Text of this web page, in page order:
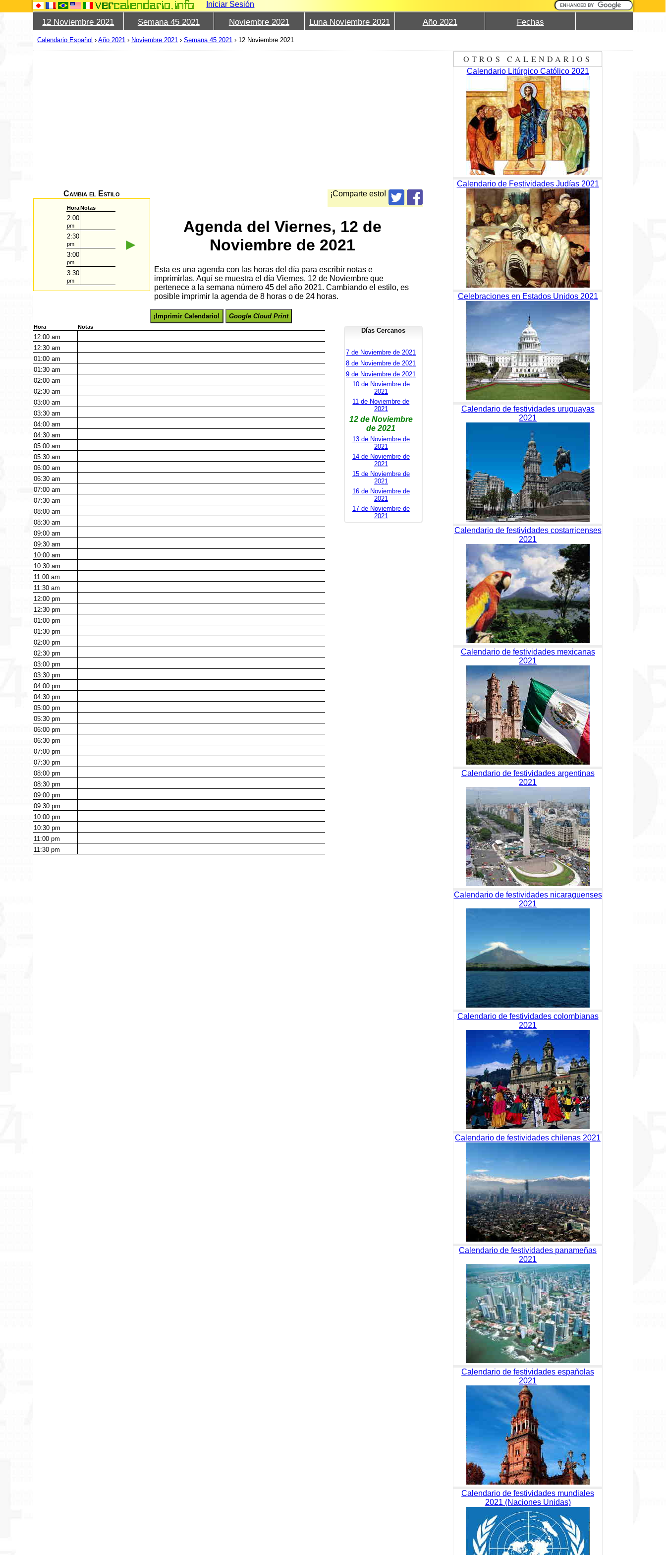
Iniciar Sesión
12 Noviembre 2021 Semana 45 2021 Noviembre 2021 Luna Noviembre 2021 Año 2021 Fechas
Calendario Español ›Año 2021 › Noviembre 2021 ›Semana 45 2021 › 12 Noviembre 2021
¡Comparte esto!
Cambia el Estilo
HoraNotas
2:00
pm
2:30
pm
3:00
pm
3:30
pm
►
Agenda del Viernes, 12 de
Noviembre de 2021
Esta es una agenda con las horas del día para escribir notas e
imprimirlas. Aquí se muestra el día Viernes, 12 de Noviembre que
pertenece a la semana número 45 del año 2021. Cambiando el estilo, es
posible imprimir la agenda de 8 horas o de 24 horas.
¡Imprimir Calendario! Google Cloud Print
Hora Notas
12:00am
12:30am
01:00am
01:30am
02:00am
02:30am
03:00am
03:30am
04:00am
04:30am
05:00am
05:30am
06:00am
06:30am
07:00am
07:30am
08:00am
08:30am
09:00am
09:30am
10:00am
10:30am
11:00am
11:30am
12:00pm
12:30pm
01:00pm
01:30pm
02:00pm
02:30pm
03:00pm
03:30pm
04:00pm
04:30pm
05:00pm
05:30pm
06:00pm
06:30pm
07:00pm
07:30pm
08:00pm
08:30pm
09:00pm
09:30pm
10:00pm
10:30pm
11:00pm
11:30pm
Días Cercanos
7 de Noviembre de 2021
8 de Noviembre de 2021
9 de Noviembre de 2021
10 de Noviembre de
2021
11 de Noviembre de
2021
12 de Noviembre
de 2021
13 de Noviembre de
2021
14 de Noviembre de
2021
15 de Noviembre de
2021
16 de Noviembre de
2021
17 de Noviembre de
2021
OTROS CALENDARIOS
Calendario Litúrgico Católico 2021
Calendario de Festividades Judías 2021
Celebraciones en Estados Unidos 2021
Calendario de festividades uruguayas
2021
Calendario de festividades costarricenses
2021
Calendario de festividades mexicanas
2021
Calendario de festividades argentinas
2021
Calendario de festividades nicaraguenses
2021
Calendario de festividades colombianas
2021
Calendario de festividades chilenas 2021
Calendario de festividades panameñas
2021
Calendario de festividades españolas
2021
Calendario de festividades mundiales
2021 (Naciones Unidas)